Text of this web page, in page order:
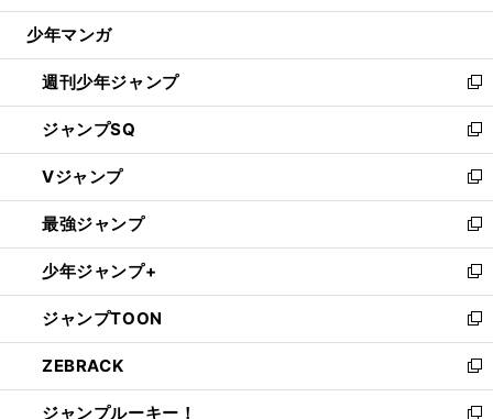
ウ
開
く
少年マンガ
週刊少年ジャンプ
新
し
い
ウ
ィ
ン
ド
ウ
で
開
く
ジャンプSQ
新
し
い
ウ
ィ
ン
ド
ウ
で
開
く
Vジャンプ
新
し
い
ウ
ィ
ン
ド
ウ
で
開
く
最強ジャンプ
新
し
い
ウ
ィ
ン
ド
ウ
で
少年ジャンプ+
新
し
い
ウ
ィ
ン
ド
ジャンプTOON
新
し
い
ウ
ZEBRACK
新
し
ジャンプルーキー！